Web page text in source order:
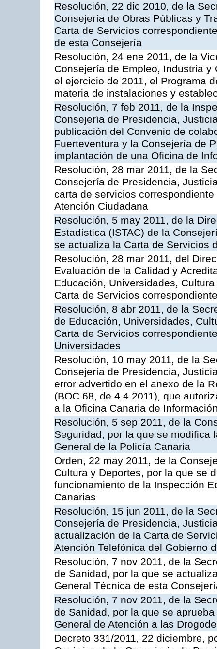
Resolución, 22 dic 2010, de la
Consejería de Obras Públicas y
Carta de Servicios
de esta Consejería
Resolución, 24 ene 2011, de la
Consejería de Empleo, Industria
el ejercicio de 2011, el Programa
materia de instalaciones y
Resolución, 7 feb 2011, de la
Consejería de Presidencia,
publicación del Convenio de
Fuerteventura y la Consejería de
implantación de una Oficina de
Resolución, 28 mar 2011, de la
Consejería de Presidencia,
carta de servicios
Atención Ciudadana
Resolución, 5 may 2011, de la
Estadística (ISTAC) de la
se actualiza la Carta de Servicios
Resolución, 28 mar 2011, del
Evaluación de la Calidad y
Educación, Universidades,
Carta de Servicios
Resolución, 8 abr 2011, de la
de Educación, Universidades,
Carta de Servicios
Universidades
Resolución, 10 may 2011, de la
Consejería de Presidencia,
error advertido en el anexo de la
(BOC 68, de 4.4.2011), que
a la Oficina Canaria de
Resolución, 5 sep 2011, de la
Seguridad, por la que se modifica
General de la Policía Canaria
Orden, 22 may 2011, de la
Cultura y Deportes, por la que se
funcionamiento de la Inspección
Canarias
Resolución, 15 jun 2011, de la
Consejería de Presidencia,
actualización de la Carta de
Atención Telefónica del Gobierno
Resolución, 7 nov 2011, de la
de Sanidad, por la que se
General Técnica de esta
Resolución, 7 nov 2011, de la
de Sanidad, por la que se
General de Atención a las
Decreto 331/2011, 22 diciembre,